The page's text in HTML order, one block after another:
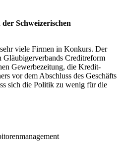
Schweizerischen
viele Firmen in Konkurs. Der
Gläubigerverbands Creditreform
Gewerbezeitung, die Kredit­
vor dem Abschluss des Geschäfts
sich die Politik zu wenig für die